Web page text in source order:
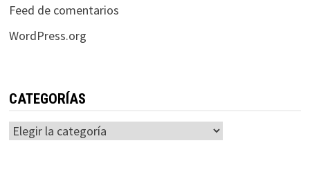
Feed de comentarios
WordPress.org
CATEGORÍAS
Categorías